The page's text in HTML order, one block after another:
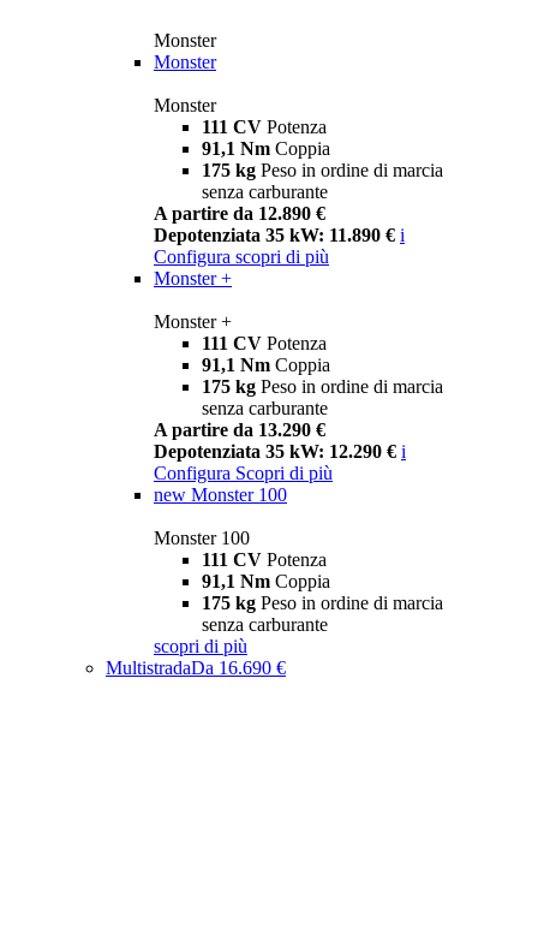
Monster
Monster
Monster
111 CV Potenza
91,1 Nm Coppia
175 kg Peso in ordine di marcia
senza carburante
A partire da 12.890 €
Depotenziata 35 kW: 11.890 € i
Configura scopri di più
Monster +
Monster +
111 CV Potenza
91,1 Nm Coppia
175 kg Peso in ordine di marcia
senza carburante
A partire da 13.290 €
Depotenziata 35 kW: 12.290 € i
Configura Scopri di più
new Monster 100
Monster 100
111 CV Potenza
91,1 Nm Coppia
175 kg Peso in ordine di marcia
senza carburante
scopri di più
MultistradaDa 16.690 €